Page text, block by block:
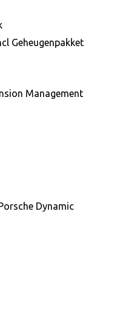
Geheugenpakket
Management
Dynamic